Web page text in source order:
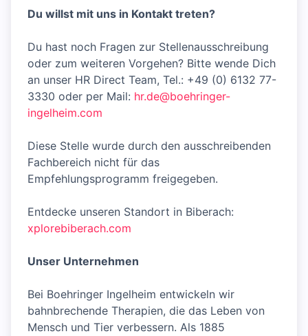
Du willst mit uns in Kontakt treten?
Du hast noch Fragen zur Stellenausschreibung
oder zum weiteren Vorgehen? Bitte wende Dich
an unser HR Direct Team, Tel.: +49 (0) 6132 77-
3330 oder per Mail: hr.de@boehringer-
ingelheim.com
Diese Stelle wurde durch den ausschreibenden
Fachbereich nicht für das
Empfehlungsprogramm freigegeben.
Entdecke unseren Standort in Biberach:
xplorebiberach.com
Unser Unternehmen
Bei Boehringer Ingelheim entwickeln wir
bahnbrechende Therapien, die das Leben von
Mensch und Tier verbessern. Als 1885